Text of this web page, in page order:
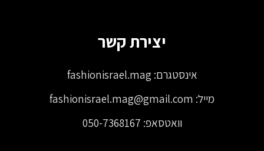
יצירת קשר
אינסטגרם:fashionisrael.mag
מייל: fashionisrael.mag@gmail.com
וואטסאפ: 050-7368167